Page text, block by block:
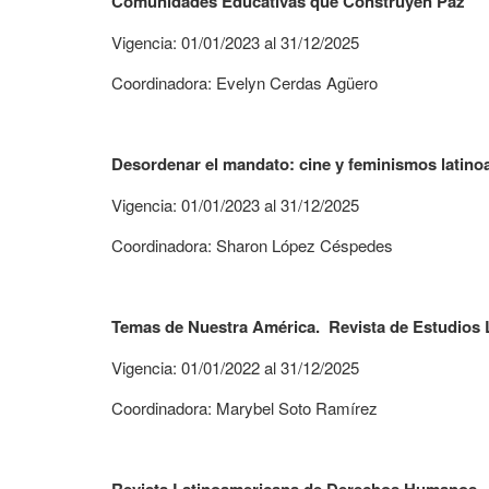
Vigencia: 01/01/2023 al 31/12/2025
Coordinadora: Evelyn Cerdas Agüero
Desordenar el mandato: cine y feminismos
Vigencia: 01/01/2023 al 31/12/2025
Coordinadora: Sharon López Céspedes
Temas de Nuestra América. Revista de Estudios
Vigencia: 01/01/2022 al 31/12/2025
Coordinadora: Marybel Soto Ramírez